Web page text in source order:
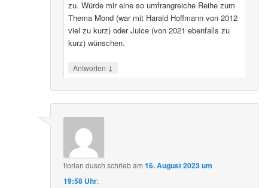
zu. Würde mir eine so umfrangreiche Reihe zum
Thema Mond (war mit Harald Hoffmann von 2012
viel zu kurz) oder Juice (von 2021 ebenfalls zu
kurz) wünschen.
Antworten ↓
florian dusch schriebam16. August 2023 um
19:58 Uhr: